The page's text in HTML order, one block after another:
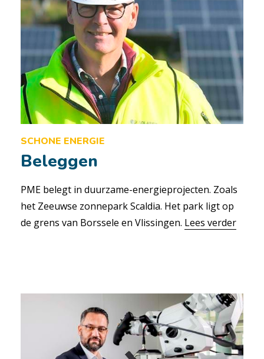
SCHONE ENERGIE
Beleggen
PME belegt in duurzame-energieprojecten. Zoals
het Zeeuwse zonnepark Scaldia. Het park ligt op
de grens van Borssele en Vlissingen. Lees verder